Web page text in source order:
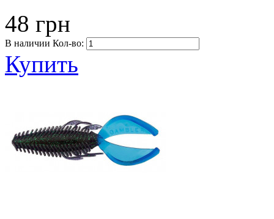
48 грн
В наличии Кол-во:
Купить